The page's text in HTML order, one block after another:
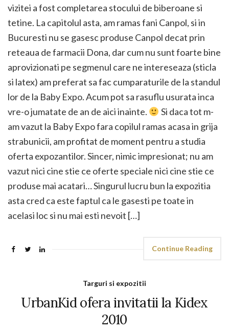
vizitei a fost completarea stocului de biberoane si
tetine. La capitolul asta, am ramas fani Canpol, si in
Bucuresti nu se gasesc produse Canpol decat prin
reteaua de farmacii Dona, dar cum nu sunt foarte bine
aprovizionati pe segmenul care ne intereseaza (sticla
si latex) am preferat sa fac cumparaturile de la standul
lor de la Baby Expo. Acum pot sa rasuflu usurata inca
vre-o jumatate de an de aici inainte.
Si daca tot m-
am vazut la Baby Expo fara copilul ramas acasa in grija
strabunicii, am profitat de moment pentru a studia
oferta expozantilor. Sincer, nimic impresionat; nu am
vazut nici cine stie ce oferte speciale nici cine stie ce
produse mai acatari… Singurul lucru bun la expozitia
asta cred ca este faptul ca le gasesti pe toate in
acelasi loc si nu mai esti nevoit […]
Continue Reading
Targuri si expozitii
UrbanKid ofera invitatii la Kidex
2010